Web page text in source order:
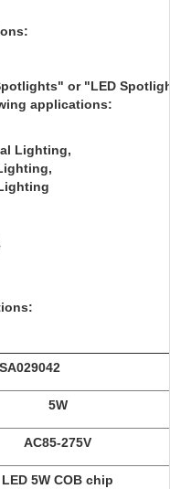
or "LED
applications:
Lighting,
5W
AC85-275V
LED 5W COB chip